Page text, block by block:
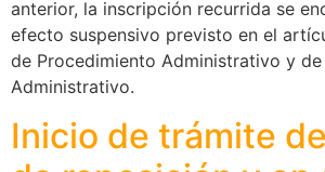
anterior, la inscripción recurrida se
efecto suspensivo previsto en el
de Procedimiento Administrativo y
Administrativo.
Inicio de trámite